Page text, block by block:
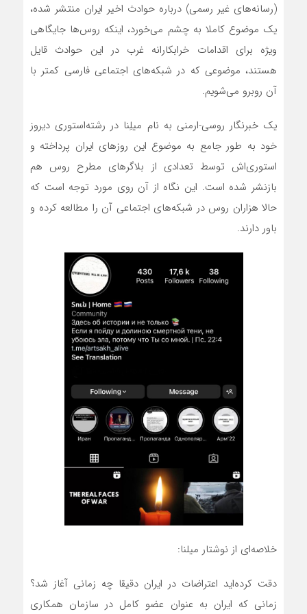
(رسانه‌های غیر رسمی) درباره حوادث اخیر ایران منتشر شده،
یک موضوع کاملا به چشم می‌خورد، اینکه روس‌ها جایگاهی
ویژه برای اقدامات خرابکارانه غرب در این حوادث قایل
هستند، موضوعی که در شبکه‌های اجتماعی فارسی کمتر با
آن روبرو می‌شویم.
یک خبرنگار روسی-ارمنی به نام میلِنا در رشته‌استوری دیروز
خود به طور جامع به موضوع این روزهای ایران پرداخته و
استوری‌اش توسط تعدادی از بلاگرهای مطرح روس هم
بازنشر شده است. این نگاه از آن روی مورد توجه است که
حالا هزاران روس در شبکه‌های اجتماعی آن را مطالعه کرده و
باور دارند.
خلاصه‌ای از نوشتار میلنا:
دقت کرده‌اید اعتراضات در ایران دقیقا چه زمانی آغاز شد؟
زمانی که ایران به عنوان عضو کامل در سازمان همکاری